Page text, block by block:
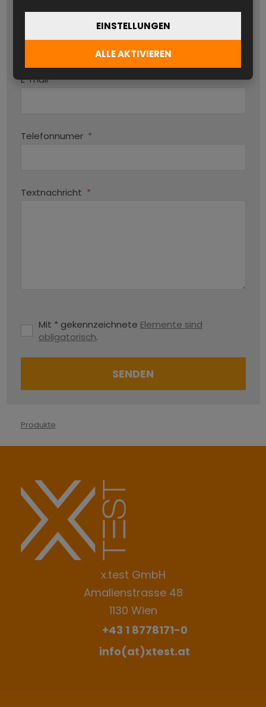
E-mail*
Telefonnumer *
Textnachricht *
Mit * gekennzeichnete Elemente sind
obligatorisch.
SENDEN
konnte
Produkte
x.test GmbH
Amalienstrasse 48
1130 Wien
+43 1 8778171-0
info(at)xtest.at
EINSTELLUNGEN
ALLE AKTIVIEREN